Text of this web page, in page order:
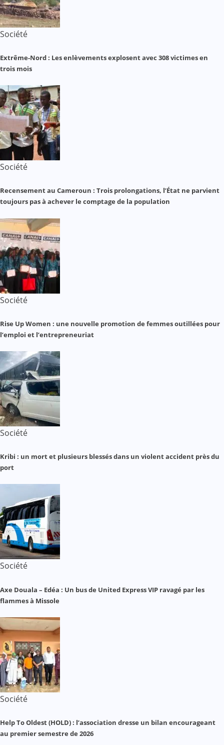
Société
Extrême-Nord : Les enlèvements explosent avec 308 victimes en
trois mois
Société
Recensement au Cameroun : Trois prolongations, l’État ne parvient
toujours pas à achever le comptage de la population
Société
Rise Up Women : une nouvelle promotion de femmes outillées pour
l’emploi et l’entrepreneuriat
Société
Kribi : un mort et plusieurs blessés dans un violent accident près du
port
Société
Axe Douala – Edéa : Un bus de United Express VIP ravagé par les
flammes à Missole
Société
Help To Oldest (HOLD) : l’association dresse un bilan encourageant
au premier semestre de 2026